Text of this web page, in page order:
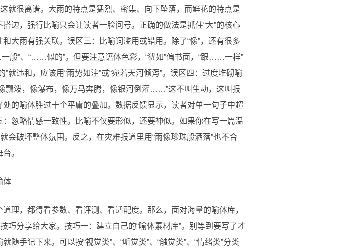
就很离谱。大雨的特点是猛烈、密集、向下坠落，而鲜花的特点是
边，强行比喻只会让读者一脸问号。正确的做法是抓住“大”的核心
大雨有强关联。误区三：比喻词滥用或错用。除了“像”，还有很多
一般”、“……似的”。但要注意语体色彩，“犹如”偏书面，“跟……一样”
就违和，应该用“雨势如注”或“宛若天河倾泻”。误区四：过度堆砌喻
瓢泼，像瀑布，像万马奔腾，像银河倒灌……”这不叫生动，这叫报
的喻体胜过十个平庸的叠加。数据反馈显示，读者对单一句子中超
忽略情感一致性。比喻不仅要形似，还要神似。如果你在写一篇温
会破坏整体氛围。反之，在灾难报道里用“雨像珍珠般洒落”也不合
。
体
理，都得看参数、看评测、看适配度。那么，面对海量的喻体库，
巧分享给大家。技巧一：建立自己的“喻体素材库”。别等到要写了才
手记下来。可以按“视觉类”、“听觉类”、“触觉类”、“情绪类”分类